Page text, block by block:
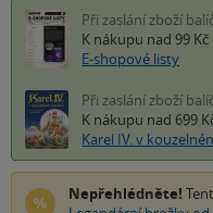
Při zaslání zboží
K nákupu nad 99 Kč
E-shopové listy
Při zaslání zboží
K nákupu nad 699
Karel IV. v
Nepřehlédněte!